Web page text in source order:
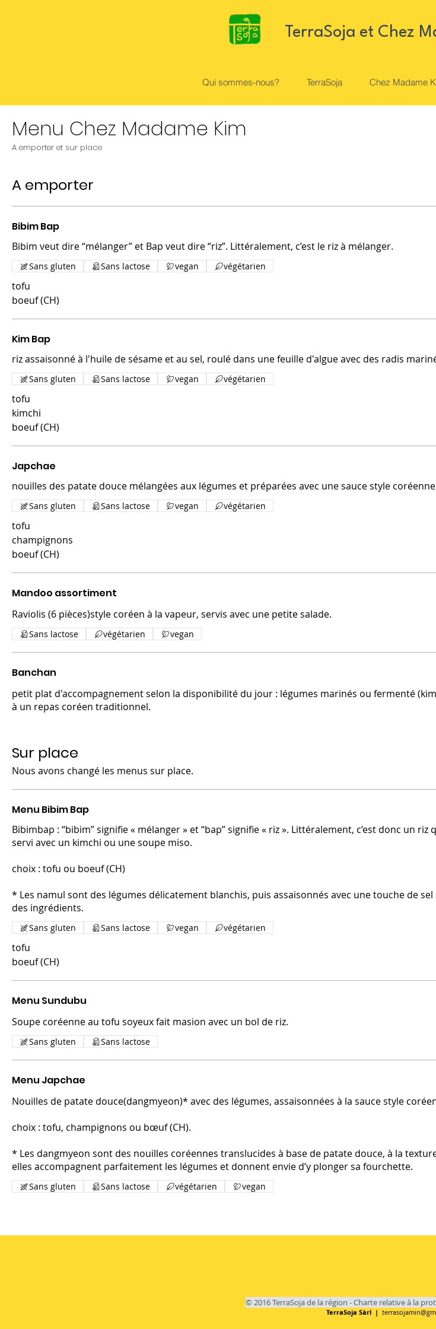
TerraSoja et Chez
Qui sommes-nous? TerraSoja Chez Madame
Menu Chez Madame Kim
A emporter et sur place
A emporter
Bibim Bap
Bibim veut dire “mélanger” et Bap veut dire “riz”. Littéralement, c’est le riz à mélanger.
tofu
boeuf (CH)
Sans gluten Sans lactose vegan végétarien
Kim Bap
riz assaisonné à l'huile de sésame et au sel, roulé dans une feuille d'algue avec des radis
tofu
kimchi
boeuf (CH)
Sans gluten Sans lactose vegan végétarien
Japchae
nouilles des patate douce mélangées aux légumes et préparées avec une sauce style
tofu
champignons
boeuf (CH)
Sans gluten Sans lactose vegan végétarien
Mandoo assortiment
Raviolis (6 pièces)style coréen à la vapeur, servis avec une petite salade.
Sans lactose végétarien vegan
Banchan
petit plat d'accompagnement selon la disponibilité du jour : légumes marinés ou fermenté
à un repas coréen traditionnel.
Sur place
Nous avons changé les menus sur place.
Menu Bibim Bap
Bibimbap : “bibim” signifie « mélanger » et “bap” signifie « riz ». Littéralement, c’est donc un
servi avec un kimchi ou une soupe miso.
choix : tofu ou boeuf (CH)
* Les namul sont des légumes délicatement blanchis, puis assaisonnés avec une touche de
des ingrédients.
tofu
boeuf (CH)
Sans gluten Sans lactose vegan végétarien
Menu Sundubu
Soupe coréenne au tofu soyeux fait masion avec un bol de riz.
Sans gluten Sans lactose
Menu Japchae
Nouilles de patate douce(dangmyeon)* avec des légumes, assaisonnées à la sauce style
choix : tofu, champignons ou bœuf (CH).
* Les dangmyeon sont des nouilles coréennes translucides à base de patate douce, à la
elles accompagnent parfaitement les légumes et donnent envie d’y plonger sa fourchette.
Sans gluten Sans lactose végétarien vegan
© 2016 TerraSoja de la région - Charte relative à la
TerraSoja Sàrl |